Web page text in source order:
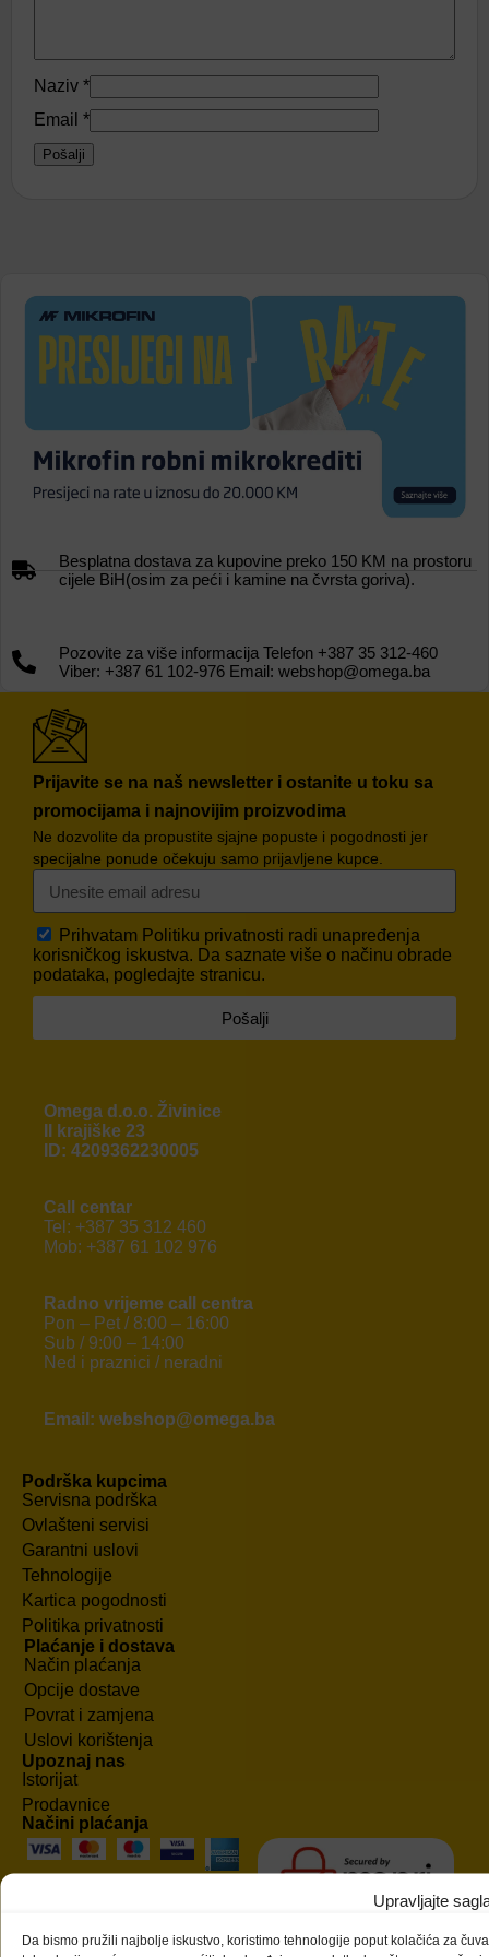
Upravljajte
Da bismo pružili najbolje iskustvo, koristimo tehnologije poput kolačića za
Naziv *
Email *
Besplatna dostava za kupovine preko 150 KM na prostoru
cijele BiH(osim za peći i kamine na čvrsta goriva).
Pozovite za više informacija Telefon +387 35 312-460
Viber: +387 61 102-976 Email: webshop@omega.ba
Prijavite se na naš newsletter i ostanite u toku sa
promocijama i najnovijim proizvodima
Ne dozvolite da propustite sjajne popuste i pogodnosti jer
specijalne ponude očekuju samo prijavljene kupce.
Prihvatam Politiku privatnosti radi unapređenja
korisničkog iskustva. Da saznate više o načinu obrade
podataka, pogledajte stranicu.
Pošalji
Omega d.o.o. Živinice
II krajiške 23
ID: 4209362230005
Call centar
Tel: +387 35 312 460
Mob: +387 61 102 976
Radno vrijeme call centra
Pon – Pet / 8:00 – 16:00
Sub / 9:00 – 14:00
Ned i praznici / neradni
Email: webshop@omega.ba
Podrška kupcima
Servisna podrška
Ovlašteni servisi
Garantni uslovi
Tehnologije
Kartica pogodnosti
Politika privatnosti
Plaćanje i dostava
Način plaćanja
Opcije dostave
Povrat i zamjena
Uslovi korištenja
Upoznaj nas
Istorijat
Prodavnice
Načini plaćanja